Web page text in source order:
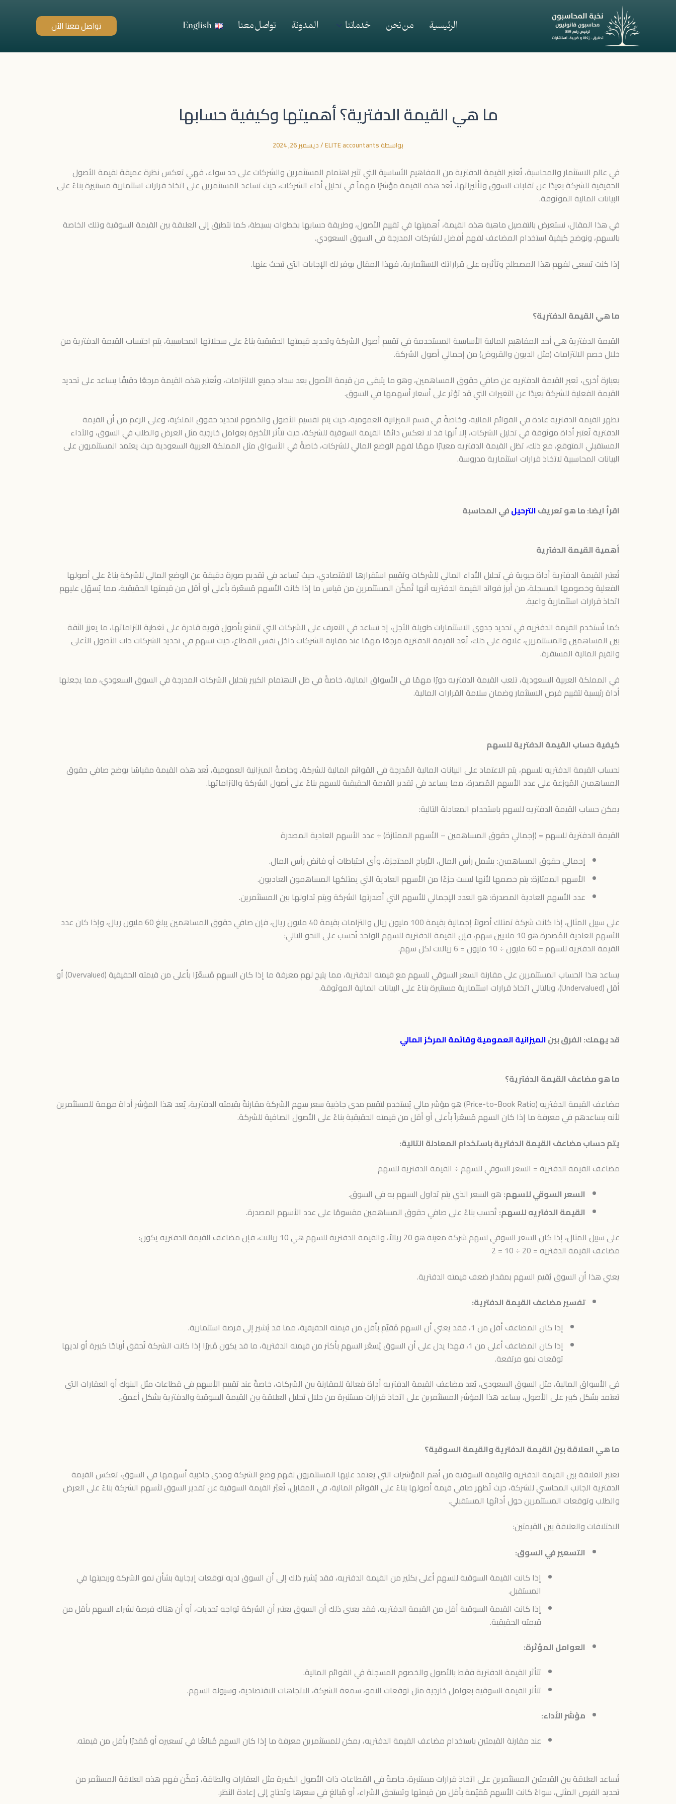
الرئيسية من نحن خدماتنا المدونة تواصل معنا English تواصل معنا الآن
ما هي القيمة الدفترية؟ أهميتها وكيفية حسابها
بواسطةELITE accountants
/ديسمبر 26, 2024
في عالم الاستثمار والمحاسبة، تُعتبر القيمة الدفترية من المفاهيم الأساسية التي تثير اهتمام المستثمرين والشركات على حد سواء، فهي تعكس نظرة عميقة لقيمة الأصول
الحقيقية للشركة بعيدًا عن تقلبات السوق وتأثيراتها، تُعد هذه القيمة مؤشرًا مهماً في تحليل أداء الشركات، حيث تساعد المستثمرين على اتخاذ قرارات استثمارية مستنيرة بناءً على
البيانات المالية الموثوقة.
في هذا المقال، نستعرض بالتفصيل ماهية هذه القيمة، أهميتها في تقييم الأصول، وطريقة حسابها بخطوات بسيطة، كما نتطرق إلى العلاقة بين القيمة السوقية وتلك الخاصة
بالسهم، ونوضح كيفية استخدام المضاعف لفهم أفضل للشركات المدرجة في السوق السعودي.
إذا كنت تسعى لفهم هذا المصطلح وتأثيره على قراراتك الاستثمارية، فهذا المقال يوفر لك الإجابات التي تبحث عنها.
ما هي القيمة الدفترية؟
القيمة الدفترية هي أحد المفاهيم المالية الأساسية المستخدمة في تقييم أصول الشركة وتحديد قيمتها الحقيقية بناءً على سجلاتها المحاسبية، يتم احتساب القيمة الدفترية من
خلال خصم الالتزامات (مثل الديون والقروض) من إجمالي أصول الشركة.
بعبارة أخرى، تعبر القيمة الدفتريه عن صافي حقوق المساهمين، وهو ما يتبقى من قيمة الأصول بعد سداد جميع الالتزامات، وتُعتبر هذه القيمة مرجعًا دقيقًا يساعد على تحديد
القيمة الفعلية للشركة بعيدًا عن التغيرات التي قد تؤثر على أسعار أسهمها في السوق.
تظهر القيمة الدفتريه عادة في القوائم المالية، وخاصةً في قسم الميزانية العمومية، حيث يتم تقسيم الأصول والخصوم لتحديد حقوق الملكية، وعلى الرغم من أن القيمة
الدفترية تُعتبر أداة موثوقة في تحليل الشركات، إلا أنها قد لا تعكس دائمًا القيمة السوقية للشركة، حيث تتأثر الأخيرة بعوامل خارجية مثل العرض والطلب في السوق، والأداء
المستقبلي المتوقع، مع ذلك، تظل القيمة الدفتريه معيارًا مهمًا لفهم الوضع المالي للشركات، خاصةً في الأسواق مثل المملكة العربية السعودية حيث يعتمد المستثمرون على
البيانات المحاسبية لاتخاذ قرارات استثمارية مدروسة.
اقرأ ايضا: ما هو تعريفالترحيلفي المحاسبة
أهمية القيمة الدفترية
تُعتبر القيمة الدفترية أداة حيوية في تحليل الأداء المالي للشركات وتقييم استقرارها الاقتصادي، حيث تساعد في تقديم صورة دقيقة عن الوضع المالي للشركة بناءً على أصولها
الفعلية وخصومها المسجلة، من أبرز فوائد القيمة الدفتريه أنها تُمكّن المستثمرين من قياس ما إذا كانت الأسهم مُسعّرة بأعلى أو أقل من قيمتها الحقيقية، مما يُسهّل عليهم
اتخاذ قرارات استثمارية واعية.
كما تُستخدم القيمة الدفتريه في تحديد جدوى الاستثمارات طويلة الأجل، إذ تساعد في التعرف على الشركات التي تتمتع بأصول قوية قادرة على تغطية التزاماتها، ما يعزز الثقة
بين المساهمين والمستثمرين، علاوة على ذلك، تُعد القيمة الدفترية مرجعًا مهمًا عند مقارنة الشركات داخل نفس القطاع، حيث تسهم في تحديد الشركات ذات الأصول الأعلى
والقيم المالية المستقرة.
في المملكة العربية السعودية، تلعب القيمة الدفتريه دورًا مهمًا في الأسواق المالية، خاصةً في ظل الاهتمام الكبير بتحليل الشركات المدرجة في السوق السعودي، مما يجعلها
أداة رئيسية لتقييم فرص الاستثمار وضمان سلامة القرارات المالية.
كيفية حساب القيمة الدفترية للسهم
لحساب القيمة الدفتريه للسهم، يتم الاعتماد على البيانات المالية المُدرجة في القوائم المالية للشركة، وخاصةً الميزانية العمومية، تُعد هذه القيمة مقياسًا يوضح صافي حقوق
المساهمين المُوزعة على عدد الأسهم المُصدرة، مما يساعد في تقدير القيمة الحقيقية للسهم بناءً على أصول الشركة والتزاماتها.
يمكن حساب القيمة الدفتريه للسهم باستخدام المعادلة التالية:
القيمة الدفترية للسهم = (إجمالي حقوق المساهمين – الأسهم الممتازة) ÷ عدد الأسهم العادية المصدرة
إجمالي حقوق المساهمين: يشمل رأس المال، الأرباح المحتجزة، وأي احتياطات أو فائض رأس المال.
الأسهم الممتازة: يتم خصمها لأنها ليست جزءًا من الأسهم العادية التي يمتلكها المساهمون العاديون.
عدد الأسهم العادية المصدرة: هو العدد الإجمالي للأسهم التي أصدرتها الشركة ويتم تداولها بين المستثمرين.
على سبيل المثال، إذا كانت شركة تمتلك أصولاً إجمالية بقيمة 100 مليون ريال والتزامات بقيمة 40 مليون ريال، فإن صافي حقوق المساهمين يبلغ 60 مليون ريال، وإذا كان عدد
الأسهم العادية المُصدرة هو 10 ملايين سهم، فإن القيمة الدفترية للسهم الواحد تُحسب على النحو التالي:
القيمة الدفتريه للسهم = 60 مليون ÷ 10 مليون = 6 ريالات لكل سهم.
يساعد هذا الحساب المستثمرين على مقارنة السعر السوقي للسهم مع قيمته الدفترية، مما يتيح لهم معرفة ما إذا كان السهم مُسعّرًا بأعلى من قيمته الحقيقية (Overvalued) أو
أقل (Undervalued)، وبالتالي اتخاذ قرارات استثمارية مستنيرة بناءً على البيانات المالية الموثوقة.
قد يهمك: الفرق بينالميزانية العمومية وقائمة المركز المالي
ما هو مضاعف القيمة الدفترية؟
مضاعف القيمة الدفتريه (Price-to-Book Ratio) هو مؤشر مالي يُستخدم لتقييم مدى جاذبية سعر سهم الشركة مقارنةً بقيمته الدفترية، يُعد هذا المؤشر أداة مهمة للمستثمرين
لأنه يساعدهم في معرفة ما إذا كان السهم مُسعّراً بأعلى أو أقل من قيمته الحقيقية بناءً على الأصول الصافية للشركة.
يتم حساب مضاعف القيمة الدفترية باستخدام المعادلة التالية:
مضاعف القيمة الدفترية = السعر السوقي للسهم ÷ القيمة الدفتريه للسهم
السعر السوقي للسهم: هو السعر الذي يتم تداول السهم به في السوق.
القيمة الدفتريه للسهم: تُحسب بناءً على صافي حقوق المساهمين مقسومًا على عدد الأسهم المصدرة.
على سبيل المثال، إذا كان السعر السوقي لسهم شركة معينة هو 20 ريالاً، والقيمة الدفترية للسهم هي 10 ريالات، فإن مضاعف القيمة الدفتريه يكون:
مضاعف القيمة الدفتريه = 20 ÷ 10 = 2
يعني هذا أن السوق يُقيم السهم بمقدار ضعف قيمته الدفترية.
تفسير مضاعف القيمة الدفترية:
إذا كان المضاعف أقل من 1، فقد يعني أن السهم مُقيّم بأقل من قيمته الحقيقية، مما قد يُشير إلى فرصة استثمارية.
إذا كان المضاعف أعلى من 1، فهذا يدل على أن السوق يُسعّر السهم بأكثر من قيمته الدفترية، ما قد يكون مُبررًا إذا كانت الشركة تُحقق أرباحًا كبيرة أو لديها
توقعات نمو مرتفعة.
في الأسواق المالية، مثل السوق السعودي، يُعد مضاعف القيمة الدفتريه أداة فعالة للمقارنة بين الشركات، خاصةً عند تقييم الأسهم في قطاعات مثل البنوك أو العقارات التي
تعتمد بشكل كبير على الأصول، يساعد هذا المؤشر المستثمرين على اتخاذ قرارات مستنيرة من خلال تحليل العلاقة بين القيمة السوقية والدفترية بشكل أعمق.
ما هي العلاقة بين القيمة الدفترية والقيمة السوقية؟
تعتبر العلاقة بين القيمة الدفتريه والقيمة السوقية من أهم المؤشرات التي يعتمد عليها المستثمرون لفهم وضع الشركة ومدى جاذبية أسهمها في السوق، تعكس القيمة
الدفترية الجانب المحاسبي للشركة، حيث تُظهر صافي قيمة أصولها بناءً على القوائم المالية، في المقابل، تُعبّر القيمة السوقية عن تقدير السوق لأسهم الشركة بناءً على العرض
والطلب وتوقعات المستثمرين حول أدائها المستقبلي.
الاختلافات والعلاقة بين القيمتين:
التسعير في السوق:
إذا كانت القيمة السوقية للسهم أعلى بكثير من القيمة الدفتريه، فقد يُشير ذلك إلى أن السوق لديه توقعات إيجابية بشأن نمو الشركة وربحيتها في
المستقبل.
إذا كانت القيمة السوقية أقل من القيمة الدفتريه، فقد يعني ذلك أن السوق يعتبر أن الشركة تواجه تحديات، أو أن هناك فرصة لشراء السهم بأقل من
قيمته الحقيقية.
العوامل المؤثرة:
تتأثر القيمة الدفترية فقط بالأصول والخصوم المسجلة في القوائم المالية.
تتأثر القيمة السوقية بعوامل خارجية مثل توقعات النمو، سمعة الشركة، الاتجاهات الاقتصادية، وسيولة السهم.
مؤشر الأداء:
عند مقارنة القيمتين باستخدام مضاعف القيمة الدفتريه، يمكن للمستثمرين معرفة ما إذا كان السهم مُبالغًا في تسعيره أو مُقدرًا بأقل من قيمته.
تُساعد العلاقة بين القيمتين المستثمرين على اتخاذ قرارات مستنيرة، خاصةً في القطاعات ذات الأصول الكبيرة مثل العقارات والطاقة، يُمكّن فهم هذه العلاقة المستثمر من
تحديد الفرص المثلى، سواءً كانت الأسهم مُقيّمة بأقل من قيمتها وتستحق الشراء، أو مُبالغ في سعرها وتحتاج إلى إعادة النظر.